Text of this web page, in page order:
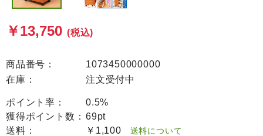
￥13,750 (税込)
商品番号：
1073450000000
在庫：
注文受付中
ポイント率：
0.5%
獲得ポイント数： 69pt
送料：
￥1,100 送料について